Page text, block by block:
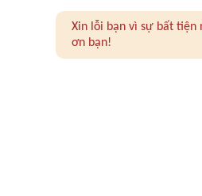
Xin lỗi bạn vì sự bất tiện
ơn bạn!